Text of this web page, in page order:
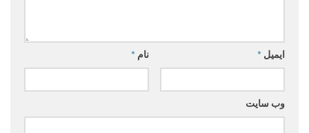
نام * ایمیل *
وب‌ سایت